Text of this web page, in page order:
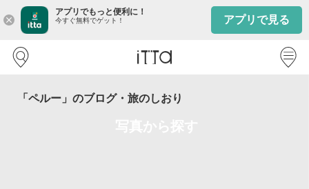
close
アプリでもっと便利に！
今すぐ無料でゲット！ アプリで見る
「ペルー」のブログ・旅のしおり